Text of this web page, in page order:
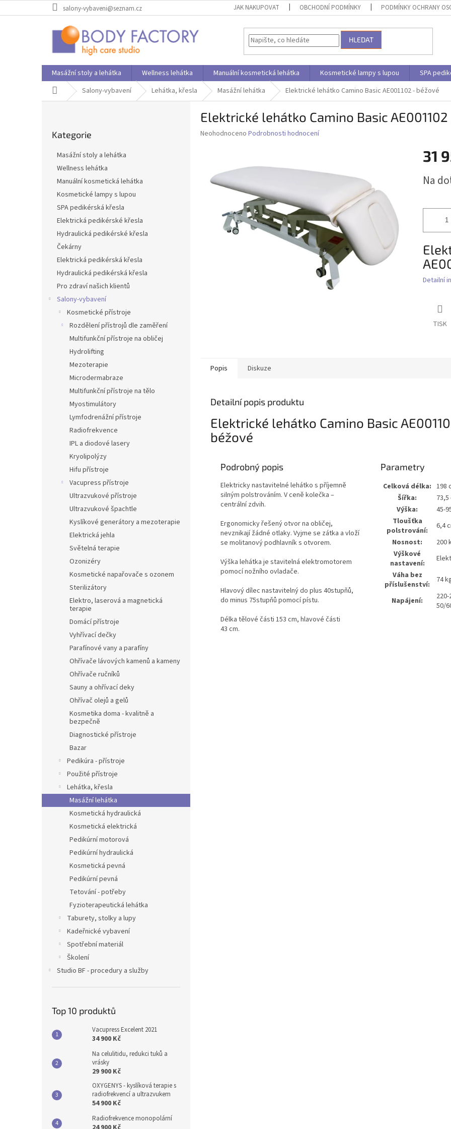
na
salony-vybaveni@seznam.cz JAK NAKUPOVAT OBCHODNÍ PODMÍNKY PODMÍNKY OCHRANY
HLEDAT
Masážní stoly a lehátka Wellness lehátka Manuální kosmetická lehátka Kosmetické lampy s lupou SPA
Domů Salony-vybavení Lehátka, křesla Masážní lehátka Elektrické lehátko Camino Basic AE001102 - béžové
kategorie
Kategorie
Masážní stoly a lehátka
Wellness lehátka
Manuální kosmetická lehátka
Kosmetické lampy s lupou
SPA pedikérská křesla
Elektrická pedikérské křesla
Hydraulická pedikérské křesla
Čekárny
Elektrická pedikérská křesla
Hydraulická pedikérská křesla
Pro zdraví našich klientů
Salony-vybavení
Kosmetické přístroje
Rozdělení přístrojů dle zaměření
Multifunkční přístroje na obličej
Hydrolifting
Mezoterapie
Microdermabraze
Multifunkční přístroje na tělo
Myostimulátory
Lymfodrenážní přístroje
Radiofrekvence
IPL a diodové lasery
Kryolipolýzy
Hifu přístroje
Vacupress přístroje
Ultrazvukové přístroje
Ultrazvukové špachtle
Kyslíkové generátory a mezoterapie
Elektrická jehla
Světelná terapie
Ozonizéry
Kosmetické napařovače s ozonem
Sterilizátory
Elektro, laserová a magnetická
terapie
Domácí přístroje
Vyhřívací dečky
Parafínové vany a parafíny
Ohřívače lávových kamenů a kameny
Ohřívače ručníků
Sauny a ohřívací deky
Ohřívač olejů a gelů
Kosmetika doma - kvalitně a
bezpečně
Diagnostické přístroje
Bazar
Pedikúra - přístroje
Použité přístroje
Lehátka, křesla
Masážní lehátka
Kosmetická hydraulická
Kosmetická elektrická
Pedikúrní motorová
Pedikúrní hydraulická
Kosmetická pevná
Pedikúrní pevná
Tetování - potřeby
Fyzioterapeutická lehátka
Taburety, stolky a lupy
Kadeřnické vybavení
Spotřební materiál
Školení
Studio BF - procedury a služby
Top 10 produktů
Vacupress Excelent 2021
34 900 Kč
Na celulitidu, redukci tuků a
vrásky
29 900 Kč
OXYGENYS - kyslíková terapie s
radiofrekvencí a ultrazvukem
54 900 Kč
Radiofrekvence monopolární
Elektrické lehátko Camino Basic
Průměrné
Neohodnoceno Podrobnosti hodnocení
31
cena:
Na
Detailní
TISK
Popis Diskuze
Detailní popis produktu
Elektrické lehátko Camino Basic
béžové
Podrobný popis
Elektricky nastavitelné lehátko s příjemně
silným polstrováním. V ceně kolečka –
centrální zdvih.
Ergonomicky řešený otvor na obličej,
nevznikají žádné otlaky. Vyjme se zátka a vloží
se molitanový podhlavník s otvorem.
Výška lehátka je stavitelná elektromotorem
pomocí nožního ovladače.
Hlavový dílec nastavitelný do plus 40stupňů,
do minus 75stupňů pomocí pístu.
Délka tělové části 153 cm, hlavové části
43 cm.
Parametry
Celková délka: 198
Šířka:
73,5
Výška:
45-
Tloušťka
polstrování:
6,4
Nosnost:
200
Výškové
nastavení:
Váha bez
příslušenství:
74
Napájení:
50/